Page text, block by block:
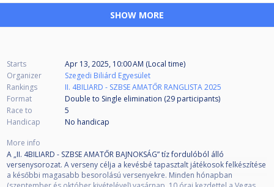
SHOW MORE
Starts
Apr 13, 2025, 10:00 AM (Local time)
Organizer
Szegedi Biliárd Egyesület
Rankings
II. 4BILIARD - SZBSE AMATŐR RANGLISTA 2025
Format
Double to Single elimination (29 participants)
Race to
5
Handicap
No handicap
More info
A „II. 4BILIARD - SZBSE AMATŐR BAJNOKSÁG” tíz fordulóból álló
versenysorozat. A verseny célja a kevésbé tapasztalt játékosok felkészítése
a későbbi magasabb besorolású versenyekre. Minden hónapban